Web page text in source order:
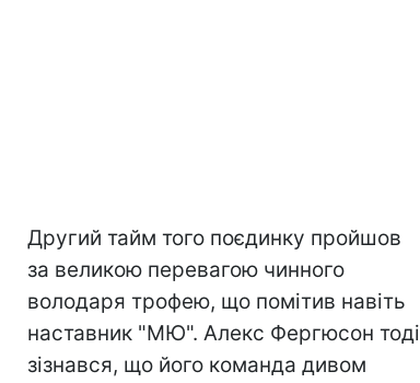
Другий тайм того поєдинку пройшов
за великою перевагою чинного
володаря трофею, що помітив навіть
наставник "МЮ". Алекс Фергюсон тоді
зізнався, що його команда дивом